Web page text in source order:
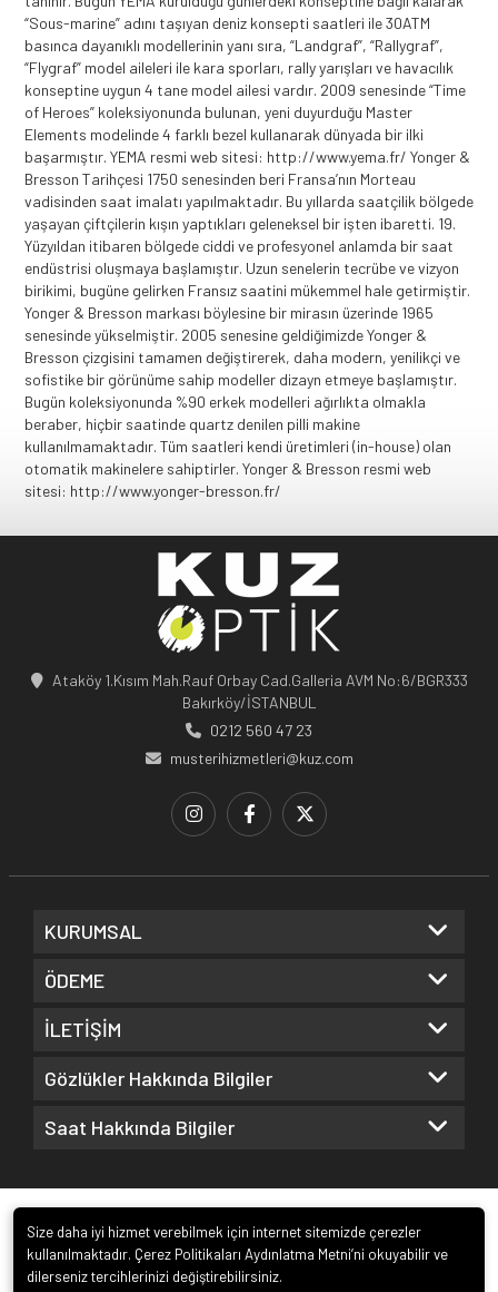
Ataköy 1.Kısım Mah.Rauf Orbay Cad.Galleria AVM No:6/BGR333
Bakırköy/İSTANBUL
0212 560 47 23
musterihizmetleri@kuz.com
KURUMSAL
ÖDEME
İLETİŞİM
Gözlükler Hakkında Bilgiler
Saat Hakkında Bilgiler
Size daha iyi hizmet verebilmek için internet sitemizde çerezler
kullanılmaktadır. Çerez Politikaları Aydınlatma Metni’ni okuyabilir ve
dilerseniz tercihlerinizi değiştirebilirsiniz.